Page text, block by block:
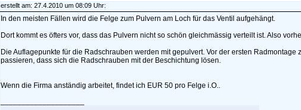
erstellt am: 27.4.2010 um 08:09 Uhr:
In den meisten Fällen wird die Felge zum Pulvern am Loch für das Ventil aufgehängt.
Dort kommt es öfters vor, dass das Pulvern nicht so schön gleichmässig verteilt ist. Also
Die Auflagepunkte für die Radschrauben werden mit gepulvert. Vor der ersten
passieren, dass sich die Radschrauben mit der Beschichtung lösen.
Wenn die Firma anständig arbeitet, findet ich EUR 50 pro Felge i.O..